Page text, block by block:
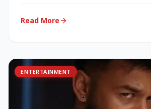
Read More
ENTERTAINMENT